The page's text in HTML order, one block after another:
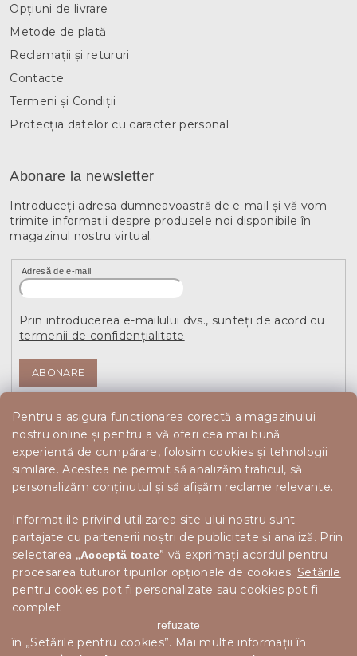
Pentru a asigura funcționarea corectă a magazinului
nostru online și pentru a vă oferi cea mai bună
experiență de cumpărare, folosim cookies și tehnologii
similare. Acestea ne permit să analizăm traficul, să
personalizăm conținutul și să afișăm reclame relevante.
Informațiile privind utilizarea site-ului nostru sunt
partajate cu partenerii noștri de publicitate și analiză. Prin
selectarea „Acceptă toate” vă exprimați acordul pentru
procesarea tuturor tipurilor opționale de cookies. Setările
pentru cookies pot fi personalizate sau cookies pot fi
complet
refuzate
în „Setările pentru cookies”. Mai multe informații în
Opțiuni de livrare
Metode de plată
Reclamații și retururi
Contacte
Termeni și Condiții
Protecția datelor cu caracter personal
Abonare la newsletter
Introduceţi adresa dumneavoastră de e-mail şi vă vom
trimite informaţii despre produsele noi disponibile în
magazinul nostru virtual.
Adresă de e-mail
Prin introducerea e-mailului dvs., sunteți de acord cu
termenii de confidențialitate
ABONARE